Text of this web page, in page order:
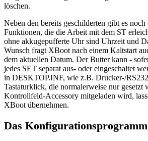
löschen.
Neben den bereits geschilderten gibt es
Funktionen, die die Arbeit mit dem ST
ohne akkugepufferte Uhr sind Uhrzeit und
Wunsch fragt XBoot nach einem Kaltstart
dem aktuellen Datum. Der Butter kann -
jedes SET separat aus- oder eingeschaltet
in DESKTOP.INF, wie z.B. Drucker-/
Tastaturklick, die normalerweise nur gesetzt
Kontrollfeld-Accessory mitgeladen wird,
XBoot übernehmen.
Das Konfigurationsprogramm